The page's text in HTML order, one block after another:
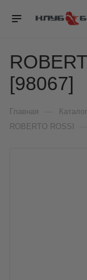
[98067]
Главная Каталог
ROBERTO ROSSI